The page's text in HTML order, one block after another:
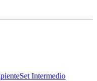
Set Intermedio